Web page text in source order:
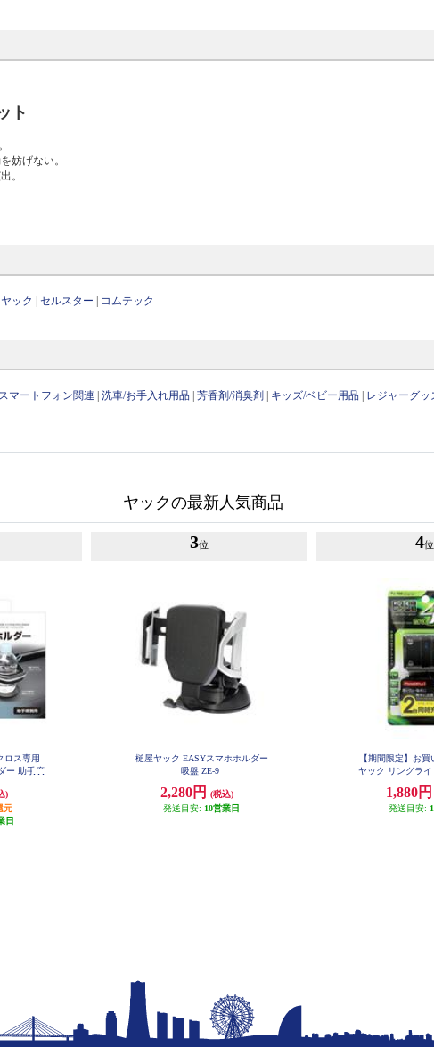
ト
妨げない。
。
ヤック |セルスター コムテック
マートフォン関連 |洗車/お手入れ用品 |芳香剤/消臭剤 キッズ/ベビー用品 レジャーグッ
ヤックの最新人気商品
ロス専用
ー 助手席
)
元
日
3位
槌屋ヤック EASYスマホホルダー
吸盤 ZE-9
2,280円
(税込)
発送目安: 10営業日
4位
【期間限定】お
ヤック リングラ
1,880円
発送目安: